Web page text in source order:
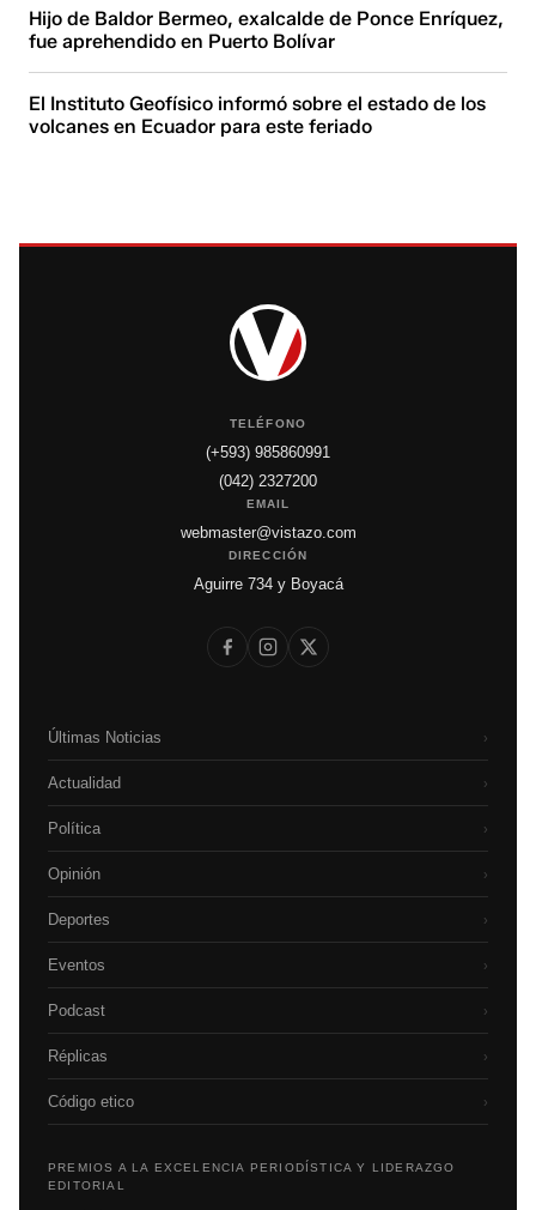
Hijo de Baldor Bermeo, exalcalde de Ponce Enríquez,
fue aprehendido en Puerto Bolívar
El Instituto Geofísico informó sobre el estado de los
volcanes en Ecuador para este feriado
TELÉFONO
(+593) 985860991
(042) 2327200
EMAIL
webmaster@vistazo.com
DIRECCIÓN
Aguirre 734 y Boyacá
Últimas Noticias ›
Actualidad ›
Política ›
Opinión ›
Deportes ›
Eventos ›
Podcast ›
Réplicas ›
Código etico ›
PREMIOS A LA EXCELENCIA PERIODÍSTICA Y LIDERAZGO
EDITORIAL